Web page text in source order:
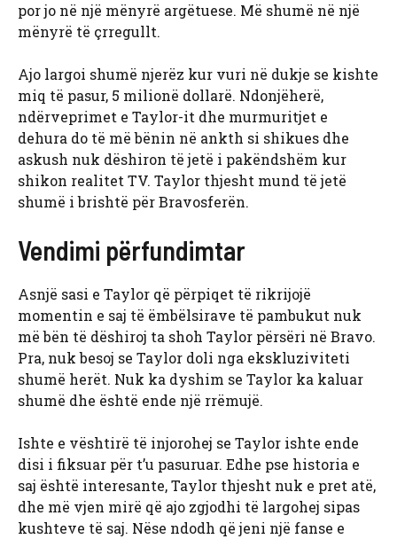
por jo në një mënyrë argëtuese. Më shumë në një
mënyrë të çrregullt.
Ajo largoi shumë njerëz kur vuri në dukje se kishte
miq të pasur, 5 milionë dollarë. Ndonjëherë,
ndërveprimet e Taylor-it dhe murmuritjet e
dehura do të më bënin në ankth si shikues dhe
askush nuk dëshiron të jetë i pakëndshëm kur
shikon realitet TV. Taylor thjesht mund të jetë
shumë i brishtë për Bravosferën.
Vendimi përfundimtar
Asnjë sasi e Taylor që përpiqet të rikrijojë
momentin e saj të ëmbëlsirave të pambukut nuk
më bën të dëshiroj ta shoh Taylor përsëri në Bravo.
Pra, nuk besoj se Taylor doli nga ekskluziviteti
shumë herët. Nuk ka dyshim se Taylor ka kaluar
shumë dhe është ende një rrëmujë.
Ishte e vështirë të injorohej se Taylor ishte ende
disi i fiksuar për t’u pasuruar. Edhe pse historia e
saj është interesante, Taylor thjesht nuk e pret atë,
dhe më vjen mirë që ajo zgjodhi të largohej sipas
kushteve të saj. Nëse ndodh që jeni një fanse e